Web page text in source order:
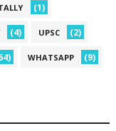
(1)
(4) UPSC (2)
WHATSAPP (9)